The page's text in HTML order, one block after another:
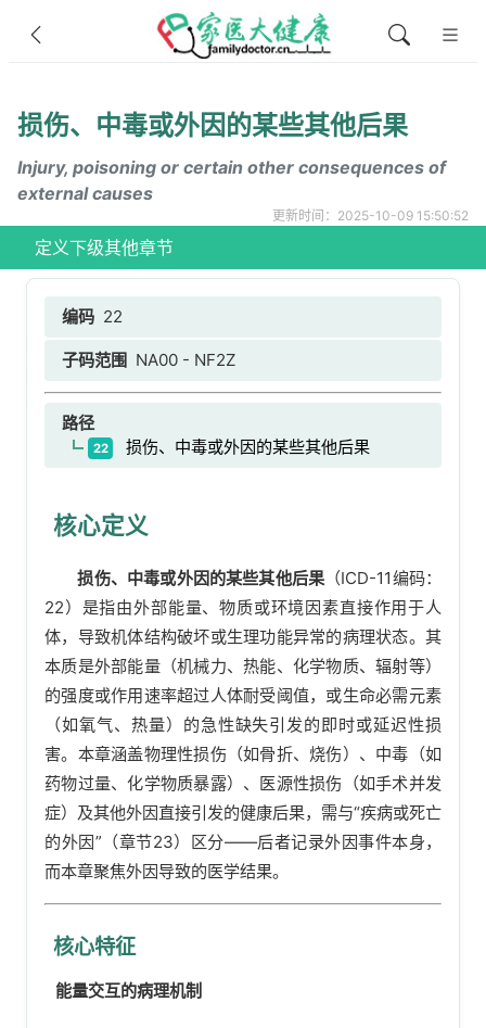
损伤、中毒或外因的某些其他后果
Injury, poisoning or certain other consequences of
external causes
更新时间：2025-10-09 15:50:52
定义下级其他章节
编码 22
子码范围 NA00 - NF2Z
路径
22 损伤、中毒或外因的某些其他后果
核心定义
损伤、中毒或外因的某些其他后果 （ICD-11编码：
22）是指由外部能量、物质或环境因素直接作用于人
体，导致机体结构破坏或生理功能异常的病理状态。其
本质是外部能量（机械力、热能、化学物质、辐射等）
的强度或作用速率超过人体耐受阈值，或生命必需元素
（如氧气、热量）的急性缺失引发的即时或延迟性损
害。本章涵盖物理性损伤（如骨折、烧伤）、中毒（如
药物过量、化学物质暴露）、医源性损伤（如手术并发
症）及其他外因直接引发的健康后果，需与“疾病或死亡
的外因”（章节23）区分——后者记录外因事件本身，
而本章聚焦外因导致的医学结果。
核心特征
能量交互的病理机制